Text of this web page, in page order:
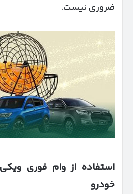
ضروری نیست.
استفاده از وام فوری
خودرو